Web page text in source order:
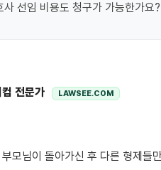
사 선임 비용도 청구가 가능한가요?
전문가 LAWSEE.COM